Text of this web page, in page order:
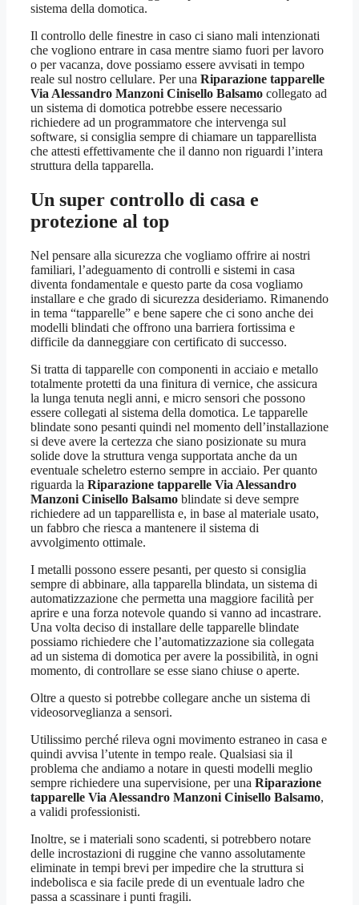
sistema della domotica.
Il controllo delle finestre in caso ci siano mali intenzionati
che vogliono entrare in casa mentre siamo fuori per lavoro
o per vacanza, dove possiamo essere avvisati in tempo
reale sul nostro cellulare. Per una Riparazione tapparelle
Via Alessandro Manzoni Cinisello Balsamo collegato ad
un sistema di domotica potrebbe essere necessario
richiedere ad un programmatore che intervenga sul
software, si consiglia sempre di chiamare un tapparellista
che attesti effettivamente che il danno non riguardi l’intera
struttura della tapparella.
Un super controllo di casa e
protezione al top
Nel pensare alla sicurezza che vogliamo offrire ai nostri
familiari, l’adeguamento di controlli e sistemi in casa
diventa fondamentale e questo parte da cosa vogliamo
installare e che grado di sicurezza desideriamo. Rimanendo
in tema “tapparelle” e bene sapere che ci sono anche dei
modelli blindati che offrono una barriera fortissima e
difficile da danneggiare con certificato di successo.
Si tratta di tapparelle con componenti in acciaio e metallo
totalmente protetti da una finitura di vernice, che assicura
la lunga tenuta negli anni, e micro sensori che possono
essere collegati al sistema della domotica. Le tapparelle
blindate sono pesanti quindi nel momento dell’installazione
si deve avere la certezza che siano posizionate su mura
solide dove la struttura venga supportata anche da un
eventuale scheletro esterno sempre in acciaio. Per quanto
riguarda la Riparazione tapparelle Via Alessandro
Manzoni Cinisello Balsamo blindate si deve sempre
richiedere ad un tapparellista e, in base al materiale usato,
un fabbro che riesca a mantenere il sistema di
avvolgimento ottimale.
I metalli possono essere pesanti, per questo si consiglia
sempre di abbinare, alla tapparella blindata, un sistema di
automatizzazione che permetta una maggiore facilità per
aprire e una forza notevole quando si vanno ad incastrare.
Una volta deciso di installare delle tapparelle blindate
possiamo richiedere che l’automatizzazione sia collegata
ad un sistema di domotica per avere la possibilità, in ogni
momento, di controllare se esse siano chiuse o aperte.
Oltre a questo si potrebbe collegare anche un sistema di
videosorveglianza a sensori.
Utilissimo perché rileva ogni movimento estraneo in casa e
quindi avvisa l’utente in tempo reale. Qualsiasi sia il
problema che andiamo a notare in questi modelli meglio
sempre richiedere una supervisione, per una Riparazione
tapparelle Via Alessandro Manzoni Cinisello Balsamo,
a validi professionisti.
Inoltre, se i materiali sono scadenti, si potrebbero notare
delle incrostazioni di ruggine che vanno assolutamente
eliminate in tempi brevi per impedire che la struttura si
indebolisca e sia facile prede di un eventuale ladro che
passa a scassinare i punti fragili.